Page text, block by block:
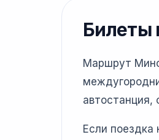
Билеты
Маршрут
автостанция,
Если поездка